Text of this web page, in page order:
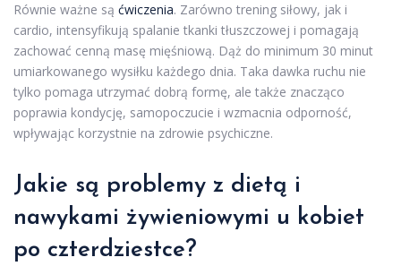
Równie ważne są ćwiczenia. Zarówno trening siłowy, jak i
cardio, intensyfikują spalanie tkanki tłuszczowej i pomagają
zachować cenną masę mięśniową. Dąż do minimum 30 minut
umiarkowanego wysiłku każdego dnia. Taka dawka ruchu nie
tylko pomaga utrzymać dobrą formę, ale także znacząco
poprawia kondycję, samopoczucie i wzmacnia odporność,
wpływając korzystnie na zdrowie psychiczne.
Jakie są problemy z dietą i
nawykami żywieniowymi u kobiet
po czterdziestce?